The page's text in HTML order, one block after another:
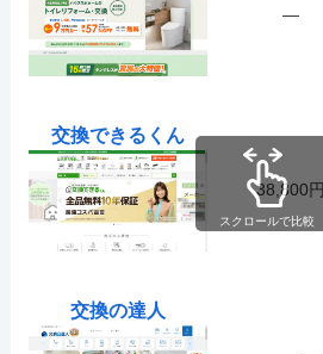
―
交換できるくん
38,800円
交換の達人
スクロールで比較